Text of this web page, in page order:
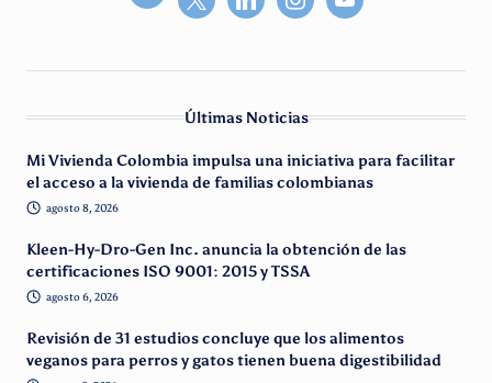
Últimas Noticias
Mi Vivienda Colombia impulsa una iniciativa para facilitar
el acceso a la vivienda de familias colombianas
agosto 8, 2026
Kleen-Hy-Dro-Gen Inc. anuncia la obtención de las
certificaciones ISO 9001: 2015 y TSSA
agosto 6, 2026
Revisión de 31 estudios concluye que los alimentos
veganos para perros y gatos tienen buena digestibilidad